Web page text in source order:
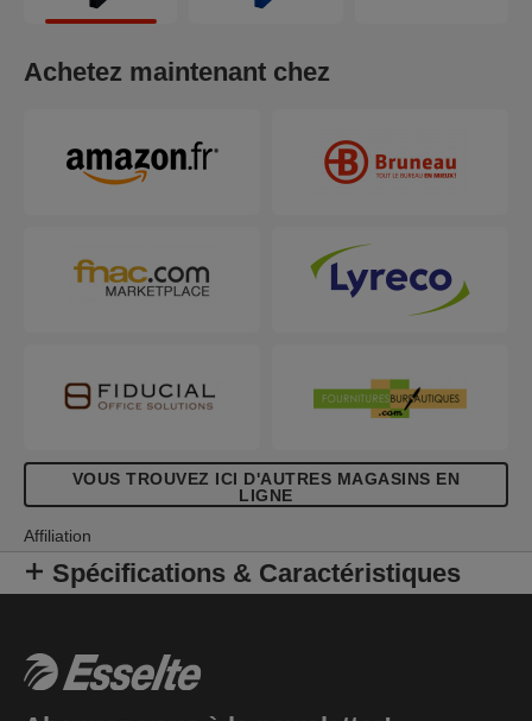
Achetez maintenant chez
VOUS TROUVEZ ICI D'AUTRES MAGASINS EN
LIGNE
Affiliation
Spécifications & Caractéristiques